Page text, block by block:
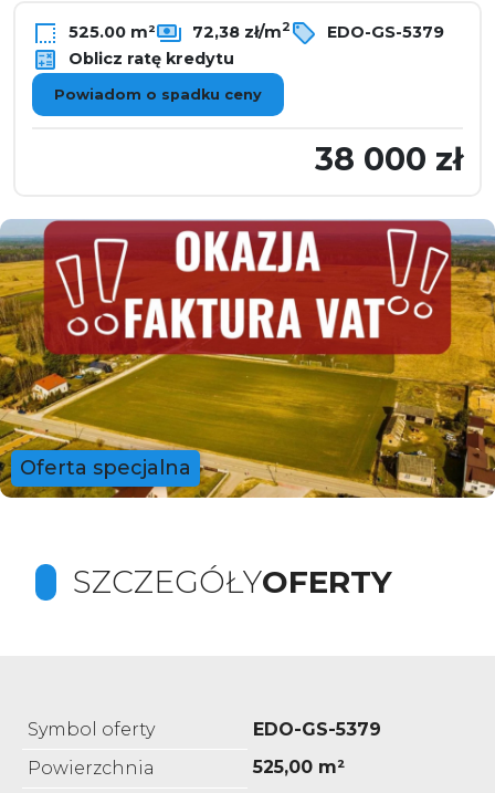
525.00 m² 72,38 zł/m2
EDO-GS-5379
Oblicz ratę kredytu
Powiadom o spadku ceny
38 000 zł
Oferta specjalna
SZCZEGÓŁYOFERTY
Symbol oferty
EDO-GS-5379
Powierzchnia
525,00 m²